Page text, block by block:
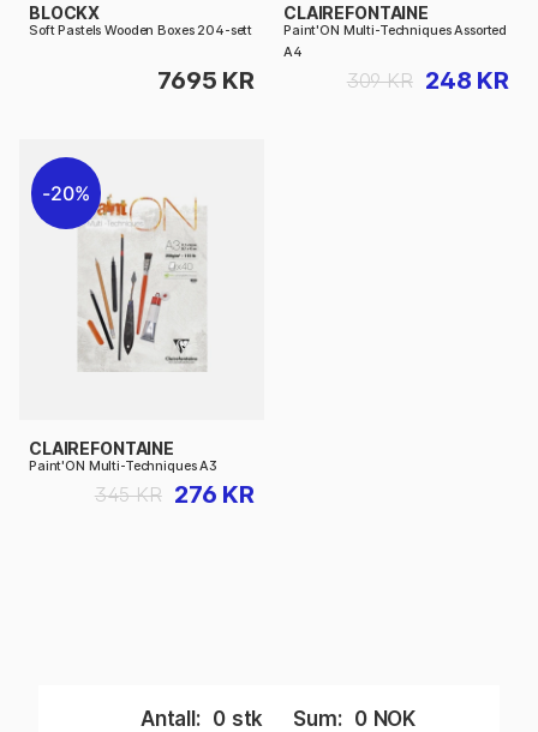
BLOCKX
Soft Pastels Wooden Boxes 204-sett
7695 KR
CLAIREFONTAINE
Paint'ON Multi-Techniques Assorted
A4
248 KR
309 KR
20%
CLAIREFONTAINE
Paint'ON Multi-Techniques A3
276 KR
345 KR
Antall: 0 stk Sum: 0 NOK